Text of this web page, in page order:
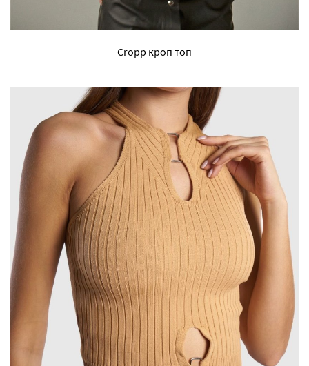
Cropp кроп топ